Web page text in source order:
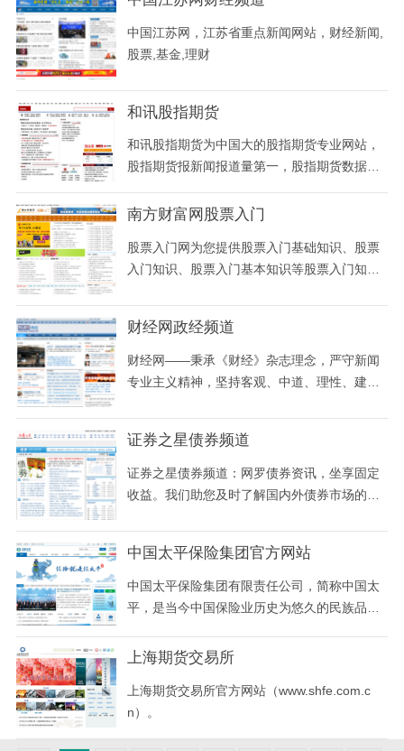
中国江苏网，江苏省重点新闻网站，财经新闻,
股票,基金,理财
和讯股指期货
和讯股指期货为中国大的股指期货专业网站，
股指期货报新闻报道量第一，股指期货数据
南方财富网股票入门
股票入门网为您提供股票入门基础知识、股票
入门知识、股票入门基本知识等股票入门知识
财经网政经频道
财经网——秉承《财经》杂志理念，严守新闻
专业主义精神，坚持客观、中道、理性、建设
同品质媒体精华，以专业的网络新闻采编团队
和强大的国际国内专家阵容，向希望一览海内
外重大财经新闻并寻求真相的访问者，提供全
证券之星债券频道
证券之星债券频道：网罗债券资讯，坐享固定
收益。我们助您及时了解国内外债券市场的专
中国太平保险集团官方网站
中国太平保险集团有限责任公司，简称中国太
平，是当今中国保险业历史为悠久的民族品
养老保险、意外保险和再保险；同时兼营保险
产开发投资等。
上海期货交易所
上海期货交易所官方网站（www.shfe.com.c
n）。